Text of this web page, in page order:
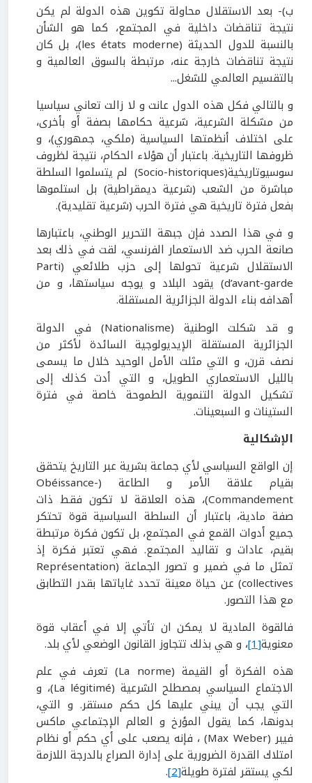
ب)- بعد الاستقلال محاولة تكوين هذه الدولة لم يكن
نتيجة تناقضات داخلية في المجتمع، كما هو الشأن
بالنسبة للدول الحديثة (les états moderne)، بل كان
نتيجة تناقضات خارجة عنه، مرتبطة بالسوق العالمية و
بالتقسيم العالمي للشغل...
و بالتالي فكل هذه الدول عانت و لا زالت تعاني سياسيا
من مشكلة الشرعية، شرعية حكامها بصفة أو بأخرى،
على اختلاف أنظمتها السياسية (ملكي، جمهوري)، و
ظروفها التاريخية. باعتبار أن هؤلاء الحكام، نتيجة لظروف
سوسيوتاريخية(Socio-historiques) لم يتسلموا السلطة
مباشرة من الشعب (شرعية ديمقراطية) بل استلموها
بفعل فترة تاريخية هي فترة الحرب (شرعية تقليدية).
و في هذا الصدد فإن جبهة التحرير الوطني، باعتبارها
صانعة الحرب ضد الاستعمار الفرنسي، لقت في ذلك بعد
الاستقلال شرعية تحولها إلى حزب طلائعي (Parti
d’avant-garde) يقود البلاد و يوجه سياستها، و من
أهدافه بناء الدولة الجزائرية المستقلة.
و قد شكلت الوطنية (Nationalisme) في الدولة
الجزائرية المستقلة الإيديولوجية السائدة لأكثر من
نصف قرن، و التي مثلت الأمل الوحيد خلال ما يسمى
بالليل الاستعماري الطويل، و التي أدت كذلك إلى
تشكيل الدولة التنموية الطموحة خاصة في فترة
الستينات و السبعينات.
الإشكالية
إن الواقع السياسي لأي جماعة بشرية عبر التاريخ يتحقق
بقيام علاقة الأمر و الطاعة (Obéissance-
Commandement)، هذه العلاقة لا تكون فقط ذات
صفة مادية، باعتبار أن السلطة السياسية قوة تحتكر
جميع أدوات القمع في المجتمع، بل تكون فكرة مرتبطة
بقيم، عادات و تقاليد المجتمع. فهي تعتبر فكرة إذ
تمثل ما في ضمير و تصور الجماعة (Représentation
collectives) عن حياة معينة تحدد غاياتها بقدر التطابق
مع هذا التصور.
فالقوة المادية لا يمكن ان تأتي إلا في أعقاب قوة
معنوية[1] ، و هي بذلك تتجاوز القانون الوضعي لأي بلد.
هذه الفكرة أو القيمة (La norme) تعرف في علم
الاجتماع السياسي بمصطلح الشرعية (La légitimé)، و
التي يجب أن يبني عليها كل حكم مستقر. و التي،
بدونها، كما يقول المؤرخ و العالم الإجتماعي ماكس
فيبر (Max Weber) ، فإنه يصعب على أي حكم أو نظام
امتلاك القدرة الضرورية على إدارة الصراع بالدرجة اللازمة
لكي يستقر لفترة طويلة[2]
.